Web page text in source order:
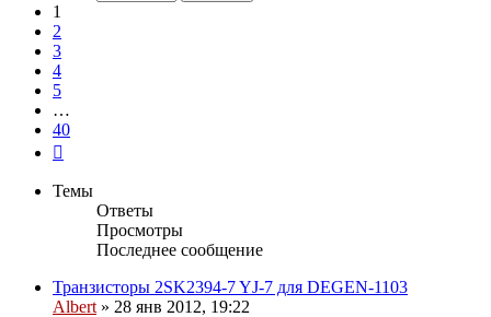
1
2
3
4
5
…
40
Темы
Ответы
Просмотры
Последнее сообщение
Транзисторы 2SK2394-7 YJ-7 для DEGEN-1103
Albert » 28 янв 2012, 19:22